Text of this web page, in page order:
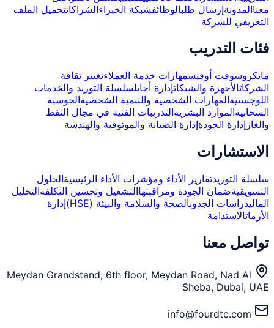
معناالمدونةإرسال طلبالوظائفشبكة الخبراءالشراكاتتحميل الملف
التعريفي للشركة
فئات التدريب
مايكروسوفت أوفيسمهارات خدمة العملاءتغيير ثقافة
الشركاتالأجهزة والشبكاتإدارة أجايلسلسلة التوريد والخدمات
اللوجستيةالمهارات الشخصية والتنمية الشخصيةالحوسبة
السحابيةالموارد البشريةالتدريبات الفنية في مجال النفط
والغاز إدارة الجودةإدارة الصيانة والموثوقية والهندسة
الاستشارات
سلسلة التوريدتقارير الأداء ومؤشرات الأداء الرئيسيةالحلول
التسويقيةضمان الجودة ومراقبتهاالتشغيل وتحسين التكلفةالتحليل
الماليدراسات الجدوىالصحة والسلامة والبيئة (HSE)
إدارة
الأزماتالاستدامة
تواصل معنا
Meydan Grandstand, 6th floor, Meydan Road, Nad Al
Sheba, Dubai, UAE
info@fourdtc.com